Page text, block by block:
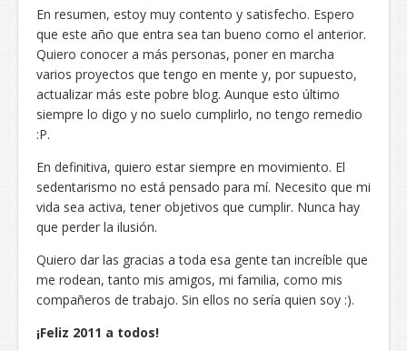
En resumen, estoy muy contento y satisfecho. Espero
que este año que entra sea tan bueno como el anterior.
Quiero conocer a más personas, poner en marcha
varios proyectos que tengo en mente y, por supuesto,
actualizar más este pobre blog. Aunque esto último
siempre lo digo y no suelo cumplirlo, no tengo remedio
:P.
En definitiva, quiero estar siempre en movimiento. El
sedentarismo no está pensado para mí. Necesito que mi
vida sea activa, tener objetivos que cumplir. Nunca hay
que perder la ilusión.
Quiero dar las gracias a toda esa gente tan increíble que
me rodean, tanto mis amigos, mi familia, como mis
compañeros de trabajo. Sin ellos no sería quien soy :).
¡Feliz 2011 a todos!